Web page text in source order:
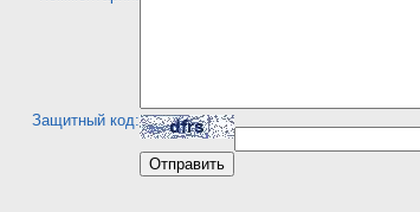
Защитный код: